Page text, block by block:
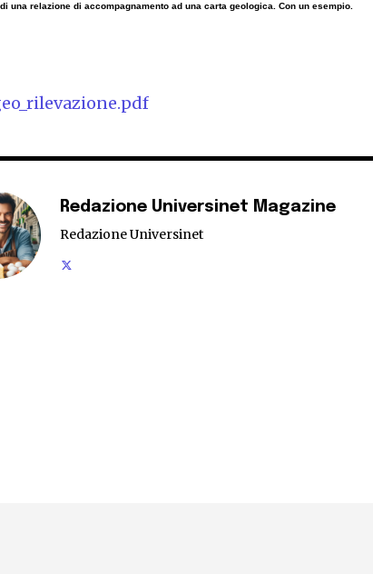
una relazione di accompagnamento ad una carta geologica. Con un esempio.
Redazione Universinet Magazine
Redazione Universinet